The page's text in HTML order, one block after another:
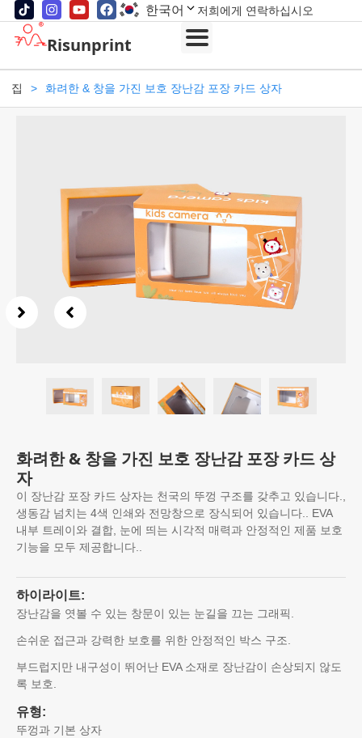
한국어 저희에게 연락하십시오
Risunprint
집 > 화려한 & 창을 가진 보호 장난감 포장 카드 상자
화려한 & 창을 가진 보호 장난감 포장 카드 상
자
이 장난감 포장 카드 상자는 천국의 뚜껑 구조를 갖추고 있습니다.,
생동감 넘치는 4색 인쇄와 전망창으로 장식되어 있습니다.. EVA
내부 트레이와 결합, 눈에 띄는 시각적 매력과 안정적인 제품 보호
기능을 모두 제공합니다..
하이라이트:
장난감을 엿볼 수 있는 창문이 있는 눈길을 끄는 그래픽.
손쉬운 접근과 강력한 보호를 위한 안정적인 박스 구조.
부드럽지만 내구성이 뛰어난 EVA 소재로 장난감이 손상되지 않도
록 보호.
유형:
뚜껑과 기본 상자